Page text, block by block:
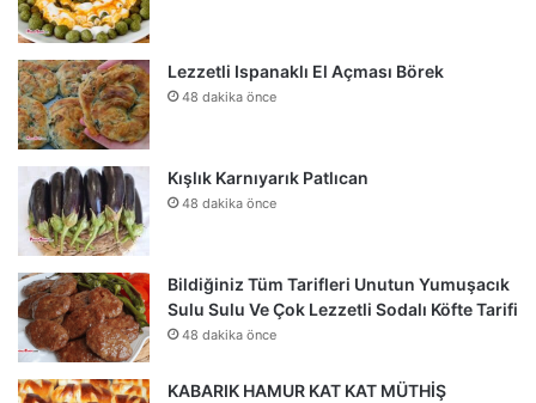
Lezzetli Ispanaklı El Açması Börek
48 dakika önce
Kışlık Karnıyarık Patlıcan
48 dakika önce
Bildiğiniz Tüm Tarifleri Unutun Yumuşacık
Sulu Sulu Ve Çok Lezzetli Sodalı Köfte Tarifi
48 dakika önce
KABARIK HAMUR KAT KAT MÜTHİŞ